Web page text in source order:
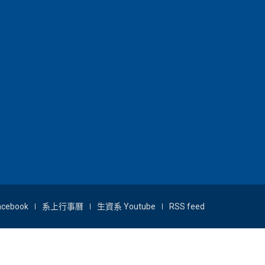
系上行事曆 生資系 Youtube RSS feed